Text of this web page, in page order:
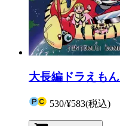
大長編ドラえも
530/¥583(税込)